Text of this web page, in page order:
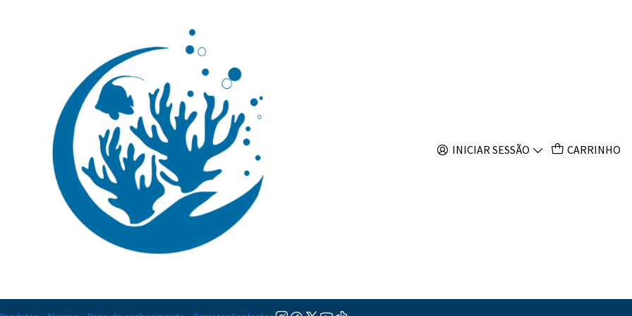
INICIAR SESSÃO CARRINHO
Fromia Milleporela
TAMANHO
Adicionar à lista de favoritos
Mostrar stock das localizações
Nível de Cuidados:Intermédio